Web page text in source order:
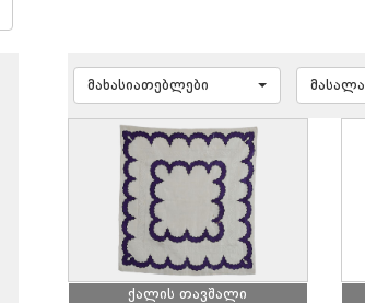
მახასიათებლები მასალა
ქალის თავშალი